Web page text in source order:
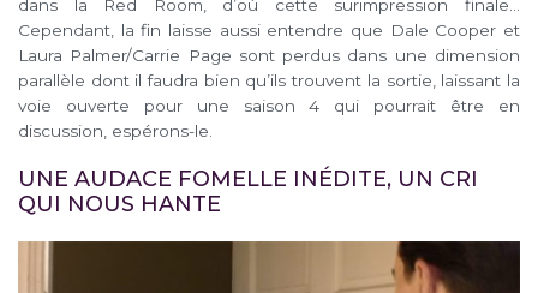
dans la Red Room, d’où cette surimpression finale…
Cependant, la fin laisse aussi entendre que Dale Cooper et
Laura Palmer/Carrie Page sont perdus dans une dimension
parallèle dont il faudra bien qu’ils trouvent la sortie, laissant la
voie ouverte pour une saison 4 qui pourrait être en
discussion, espérons-le.
UNE AUDACE FOMELLE INÉDITE, UN CRI
QUI NOUS HANTE